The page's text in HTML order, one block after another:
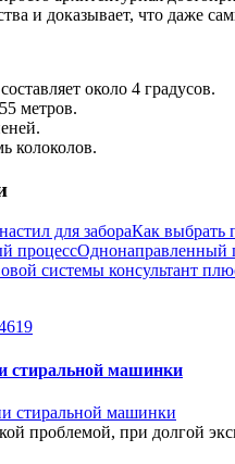
и доказывает, что даже
около 4 градусов.
метров.
колоколов.
Как выбрать
Однонаправленный
стиральной машинки
проблемой, при долгой